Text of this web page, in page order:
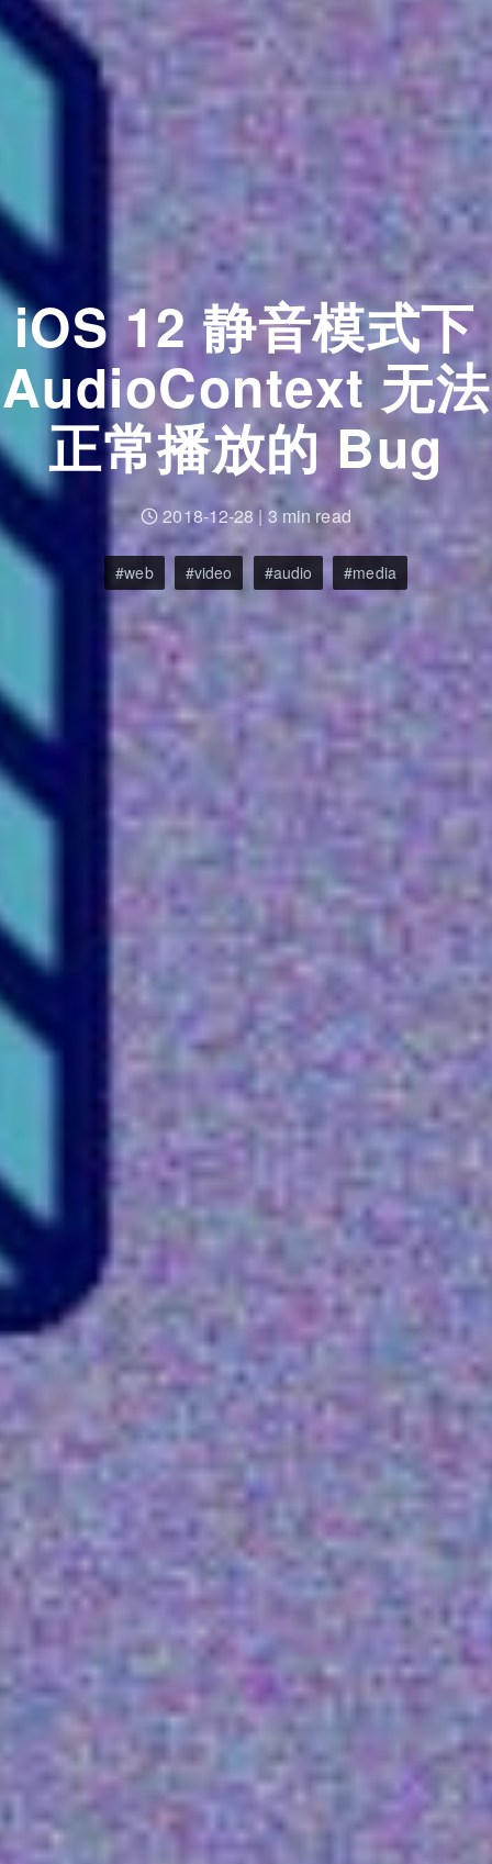
iOS 12 静音模式下
AudioContext 无法
正常播放的 Bug
2018-12-28 | 3 min read
web video audio media